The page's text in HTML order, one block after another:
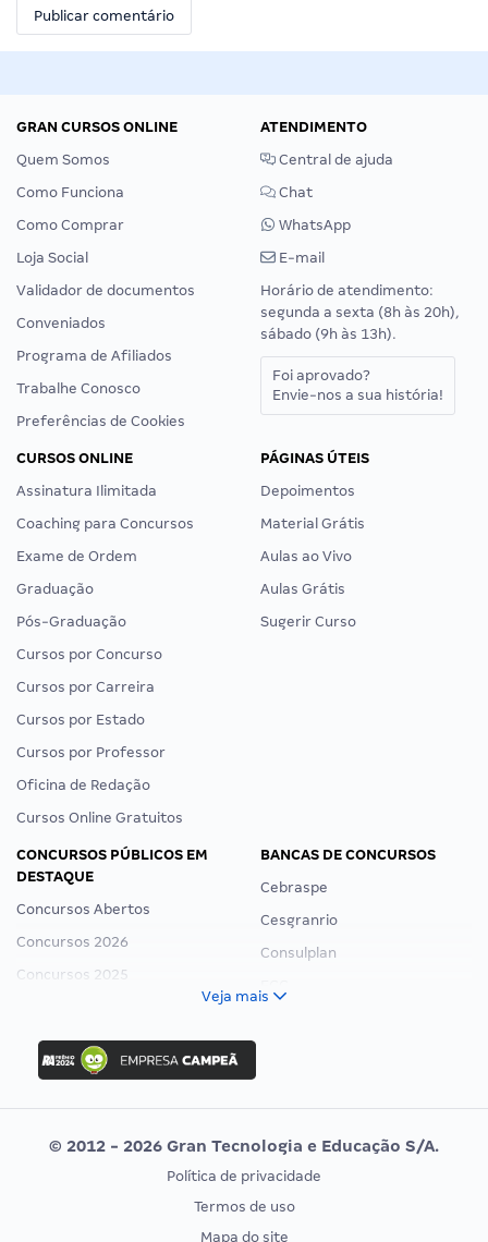
GRAN CURSOS ONLINE
Quem Somos
Como Funciona
Como Comprar
Loja Social
Validador de documentos
Conveniados
Programa de Afiliados
Trabalhe Conosco
Preferências de Cookies
ATENDIMENTO
Central de ajuda
Chat
WhatsApp
E-mail
Horário de atendimento:
segunda a sexta (8h às 20h),
sábado (9h às 13h).
Foi aprovado?
Envie-nos a sua história!
CURSOS ONLINE
Assinatura Ilimitada
Coaching para Concursos
Exame de Ordem
Graduação
Pós-Graduação
Cursos por Concurso
Cursos por Carreira
Cursos por Estado
Cursos por Professor
Oficina de Redação
Cursos Online Gratuitos
PÁGINAS ÚTEIS
Depoimentos
Material Grátis
Aulas ao Vivo
Aulas Grátis
Sugerir Curso
CONCURSOS PÚBLICOS EM
DESTAQUE
Concursos Abertos
Concursos 2026
Concursos 2025
Concurso Ibama
Concurso MPU
Editais publicados
BANCAS DE CONCURSOS
Cebraspe
Cesgranrio
Consulplan
Vunesp
CONCURSOS POR PROFISSÃO
EXAME DE ORDEM
Veja mais
© 2012 - 2026 Gran Tecnologia e Educação S/A.
Política de privacidade
Termos de uso
Mapa do site